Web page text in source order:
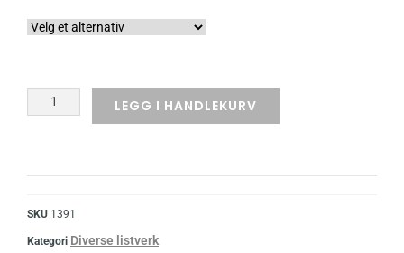
LEGG I HANDLEKURV
SKU 1391
Kategori Diverse listverk